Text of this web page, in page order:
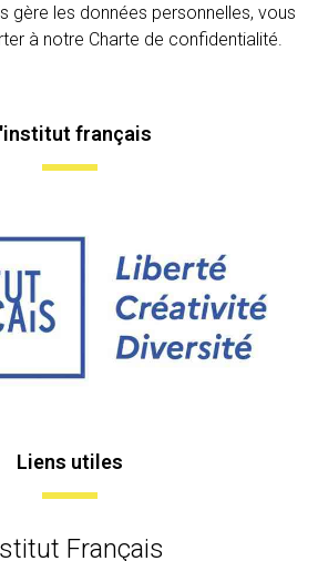
gère les données personnelles, vous
à notre Charte de confidentialité.
français
Liens utiles
Français